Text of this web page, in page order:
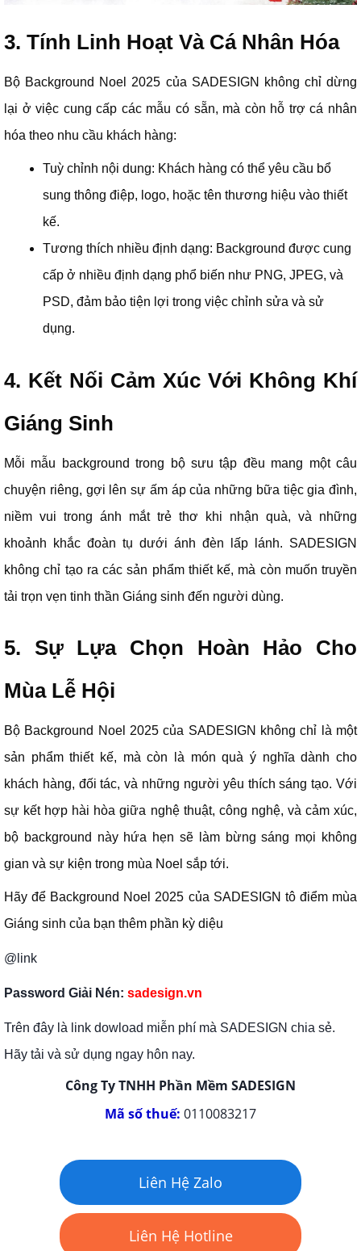
3. Tính Linh Hoạt Và Cá Nhân Hóa
Bộ Background Noel 2025 của SADESIGN không chỉ dừng
lại ở việc cung cấp các mẫu có sẵn, mà còn hỗ trợ cá nhân
hóa theo nhu cầu khách hàng:
Tuỳ chỉnh nội dung: Khách hàng có thể yêu cầu bổ
sung thông điệp, logo, hoặc tên thương hiệu vào thiết
kế.
Tương thích nhiều định dạng: Background được cung
cấp ở nhiều định dạng phổ biến như PNG, JPEG, và
PSD, đảm bảo tiện lợi trong việc chỉnh sửa và sử
dụng.
4. Kết Nối Cảm Xúc Với Không Khí
Giáng Sinh
Mỗi mẫu background trong bộ sưu tập đều mang một câu
chuyện riêng, gợi lên sự ấm áp của những bữa tiệc gia đình,
niềm vui trong ánh mắt trẻ thơ khi nhận quà, và những
khoảnh khắc đoàn tụ dưới ánh đèn lấp lánh. SADESIGN
không chỉ tạo ra các sản phẩm thiết kế, mà còn muốn truyền
tải trọn vẹn tinh thần Giáng sinh đến người dùng.
5. Sự Lựa Chọn Hoàn Hảo Cho
Mùa Lễ Hội
Bộ Background Noel 2025 của SADESIGN không chỉ là một
sản phẩm thiết kế, mà còn là món quà ý nghĩa dành cho
khách hàng, đối tác, và những người yêu thích sáng tạo. Với
sự kết hợp hài hòa giữa nghệ thuật, công nghệ, và cảm xúc,
bộ background này hứa hẹn sẽ làm bừng sáng mọi không
gian và sự kiện trong mùa Noel sắp tới.
Hãy để Background Noel 2025 của SADESIGN tô điểm mùa
Giáng sinh của bạn thêm phần kỳ diệu
@link
Password Giải Nén: sadesign.vn
Trên đây là link dowload miễn phí mà SADESIGN chia sẻ.
Hãy tải và sử dụng ngay hôn nay.
Công Ty TNHH Phần Mềm SADESIGN
Mã số thuế: 0110083217
Liên Hệ Zalo
Liên Hệ Hotline